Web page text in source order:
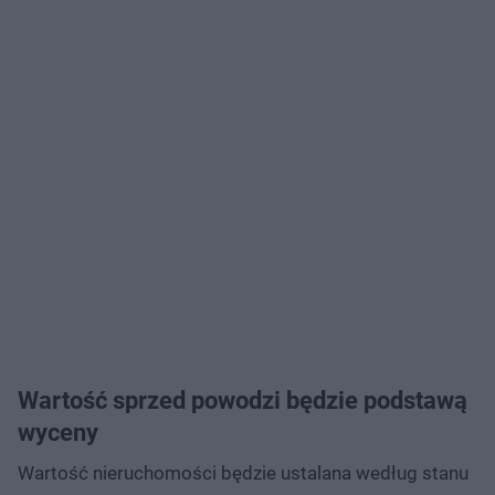
Wartość sprzed powodzi będzie podstawą
wyceny
Wartość nieruchomości będzie ustalana według stanu